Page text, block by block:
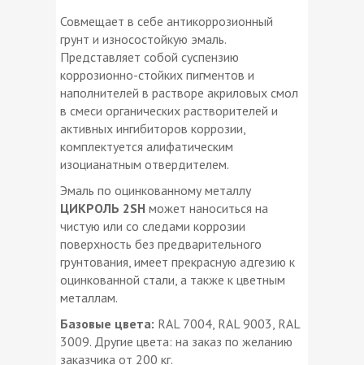
Совмещает в себе антикоррозионный
грунт и износостойкую эмаль.
Представляет собой суспензию
коррозионно-стойких пигментов и
наполнителей в растворе акриловых смол
в смеси органических растворителей и
активных ингибиторов коррозии,
комплектуется алифатическим
изоцианатным отвердителем.
Эмаль по оцинкованному металлу
ЦИКРОЛЬ 2SH может наноситься на
чистую или со следами коррозии
поверхность без предварительного
грунтования, имеет прекрасную адгезию к
оцинкованной стали, а также к цветным
металлам.
Базовые цвета: RAL 7004, RAL 9003, RAL
3009. Другие цвета: на заказ по желанию
заказчика от 200 кг.